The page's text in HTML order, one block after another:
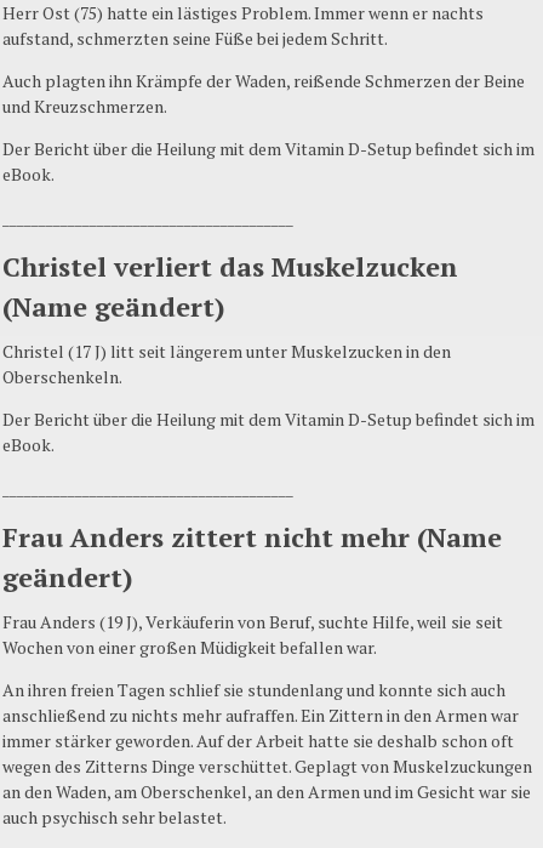
Herr Ost (75) hatte ein lästiges Problem. Immer wenn er nachts
aufstand, schmerzten seine Füße bei jedem Schritt.
Auch plagten ihn Krämpfe der Waden, reißende Schmerzen der Beine
und Kreuzschmerzen.
Der Bericht über die Heilung mit dem Vitamin D-Setup befindet sich im
eBook.
Christel verliert das Muskelzucken
(Name geändert)
Christel (17 J) litt seit längerem unter Muskelzucken in den
Oberschenkeln.
Der Bericht über die Heilung mit dem Vitamin D-Setup befindet sich im
eBook.
Frau Anders zittert nicht mehr (Name
geändert)
Frau Anders (19 J), Verkäuferin von Beruf, suchte Hilfe, weil sie seit
Wochen von einer großen Müdigkeit befallen war.
An ihren freien Tagen schlief sie stundenlang und konnte sich auch
anschließend zu nichts mehr aufraffen. Ein Zittern in den Armen war
immer stärker geworden. Auf der Arbeit hatte sie deshalb schon oft
wegen des Zitterns Dinge verschüttet. Geplagt von Muskelzuckungen
an den Waden, am Oberschenkel, an den Armen und im Gesicht war sie
auch psychisch sehr belastet.